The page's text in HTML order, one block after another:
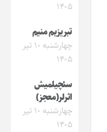
۱۴۰۵
تبریزیم منیم
چهارشنبه ۱۰ تیر
۱۴۰۵
سئچیلمیش
اثرلر(معجز)
چهارشنبه ۱۰ تیر
۱۴۰۵